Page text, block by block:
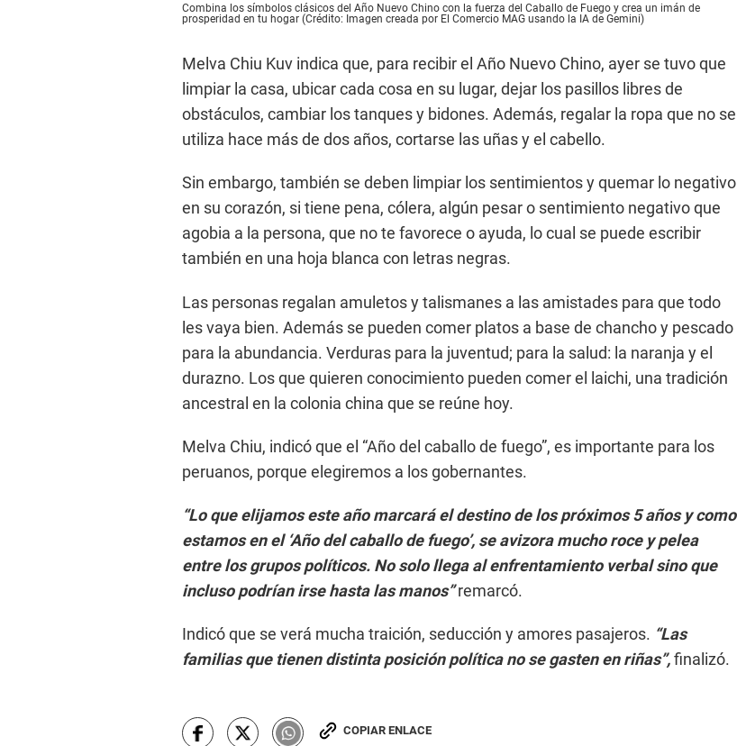
Combina los símbolos clásicos del Año Nuevo Chino con la fuerza del Caballo de Fuego y crea un imán de
prosperidad en tu hogar (Crédito: Imagen creada por El Comercio MAG usando la IA de Gemini)
Melva Chiu Kuv indica que, para recibir el Año Nuevo Chino, ayer se tuvo que
limpiar la casa, ubicar cada cosa en su lugar, dejar los pasillos libres de
obstáculos, cambiar los tanques y bidones. Además, regalar la ropa que no se
utiliza hace más de dos años, cortarse las uñas y el cabello.
Sin embargo, también se deben limpiar los sentimientos y quemar lo negativo
en su corazón, si tiene pena, cólera, algún pesar o sentimiento negativo que
agobia a la persona, que no te favorece o ayuda, lo cual se puede escribir
también en una hoja blanca con letras negras.
Las personas regalan amuletos y talismanes a las amistades para que todo
les vaya bien. Además se pueden comer platos a base de chancho y pescado
para la abundancia. Verduras para la juventud; para la salud: la naranja y el
durazno. Los que quieren conocimiento pueden comer el laichi, una tradición
ancestral en la colonia china que se reúne hoy.
Melva Chiu, indicó que el “Año del caballo de fuego”, es importante para los
peruanos, porque elegiremos a los gobernantes.
“Lo que elijamos este año marcará el destino de los próximos 5 años y como
estamos en el ‘Año del caballo de fuego’, se avizora mucho roce y pelea
entre los grupos políticos. No solo llega al enfrentamiento verbal sino que
incluso podrían irse hasta las manos”remarcó.
Indicó que se verá mucha traición, seducción y amores pasajeros. “Las
familias que tienen distinta posición política no se gasten en riñas”,finalizó.
COPIAR ENLACE